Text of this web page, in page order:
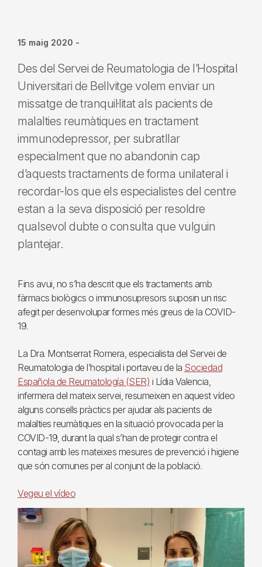
15 maig 2020 -
Des del Servei de Reumatologia de l’Hospital
Universitari de Bellvitge volem enviar un
missatge de tranquil·litat als pacients de
malalties reumàtiques en tractament
immunodepressor, per subratllar
especialment que no abandonin cap
d’aquests tractaments de forma unilateral i
recordar-los que els especialistes del centre
estan a la seva disposició per resoldre
qualsevol dubte o consulta que vulguin
plantejar.
Fins avui, no s’ha descrit que els tractaments amb
fàrmacs biològics o immunosupresors suposin un risc
afegit per desenvolupar formes més greus de la COVID-
19.
La Dra. Montserrat Romera, especialista del Servei de
Reumatologia de l’hospital i portaveu de la Sociedad
Española de Reumatología (SER) i Lídia Valencia,
infermera del mateix servei, resumeixen en aquest vídeo
alguns consells pràctics per ajudar als pacients de
malalties reumàtiques en la situació provocada per la
COVID-19, durant la qual s’han de protegir contra el
contagi amb les mateixes mesures de prevenció i higiene
que són comunes per al conjunt de la població.
Vegeu el vídeo